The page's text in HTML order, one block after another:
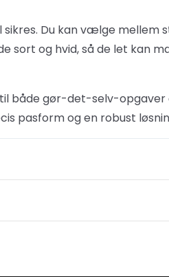
Du kan vælge mellem
sort og hvid, så de let kan
både gør-det-selv-opgaver
pasform og en robust